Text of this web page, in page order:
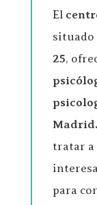
El
situado
25,
Madrid.
tratar a
para